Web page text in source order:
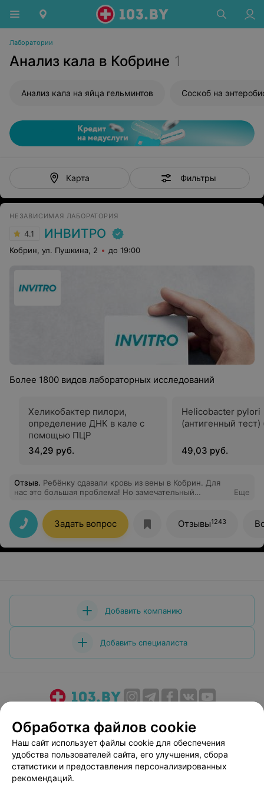
Лаборатории
Анализ кала в Кобрине 1
Анализ кала на яйца гельминтов Соскоб на
Карта Фильтры
НЕЗАВИСИМАЯ ЛАБОРАТОРИЯ
4.1 ИНВИТРО
Кобрин, ул. Пушкина, 2 до 19:00
Более 1800 видов лабораторных исследований
Хеликобактер пилори,
определение ДНК в кале с
помощью ПЦР
34,29 руб.
Helicobacter pylori
(антигенный тест)
49,03 руб.
Отзыв. Ребёнку сдавали кровь из вены в Кобрин. Для
нас это большая проблема! Но замечательный
быстро. Отзывчивый персонал. Будем ходить только
туда))
Еще
Задать вопрос Отзывы1243
Добавить компанию
Добавить специалиста
Медицинский маркетинг
Публичный договор
Пользовательское соглашение
Способы оплаты
Вакансии
Партнеры
Написать руководителю 103.by
Обработка файлов cookie
Наш сайт использует файлы cookie для обеспечения
удобства пользователей сайта, его улучшения, сбора
статистики и предоставления персонализированных
рекомендаций.